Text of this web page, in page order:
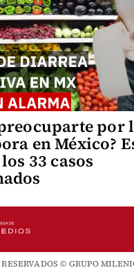
por
en México?
33 casos
© GRUPO